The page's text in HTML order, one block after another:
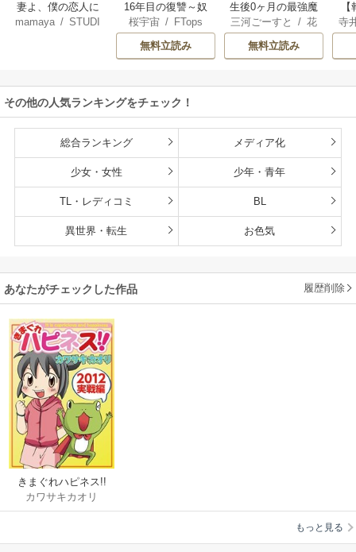
妻よ、僕の恋人に
なってくれません
mamaya/STUDI
16年目の復讐～奴
らを地獄に送るま
で
桜宇宙 / FTops
無料立読み
生後0ヶ月の最強魔
王 食べるだけ強
くなるチート能力
持ち転生者だけど
雄たちの母乳で成
三河ごーすと /花
房雪/ マップ
無料立読み
解
寺
その他の人気ランキングをチェック！
総合ランキング メディア化
少女・女性 少年・青年
TL・レディコミ BL
異世界・転生 お色気
あなたがチェックした作品 履歴削除
きまぐれハピネス!!
カワサキカオリ
もっと見る